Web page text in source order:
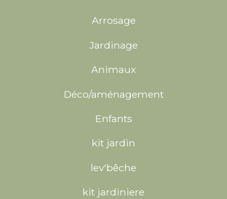
Arrosage
Jardinage
Animaux
Déco/aménagement
Enfants
kit jardin
lev'bêche
kit jardiniere